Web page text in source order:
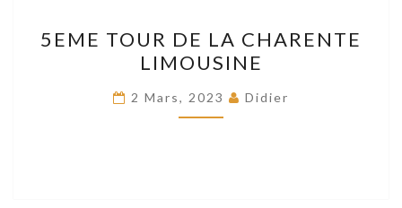
TOUR
DE
LA
CHARENTE
5EME TOUR DE LA CHARENTE
LIMOUSINE
2 Mars, 2023 Didier